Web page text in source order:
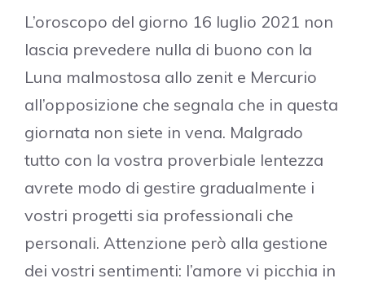
L’oroscopo del giorno 16 luglio 2021 non
lascia prevedere nulla di buono con la
Luna malmostosa allo zenit e Mercurio
all’opposizione che segnala che in questa
giornata non siete in vena. Malgrado
tutto con la vostra proverbiale lentezza
avrete modo di gestire gradualmente i
vostri progetti sia professionali che
personali. Attenzione però alla gestione
dei vostri sentimenti: l’amore vi picchia in